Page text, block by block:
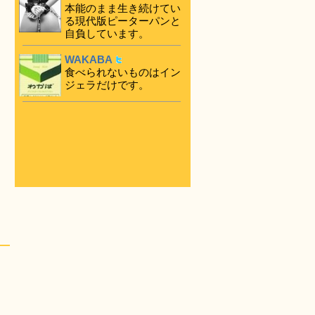
本能のまま生き続けてい
る現代版ピーターパンと
自負しています。
WAKABA
食べられないものはイン
ジェラだけです。